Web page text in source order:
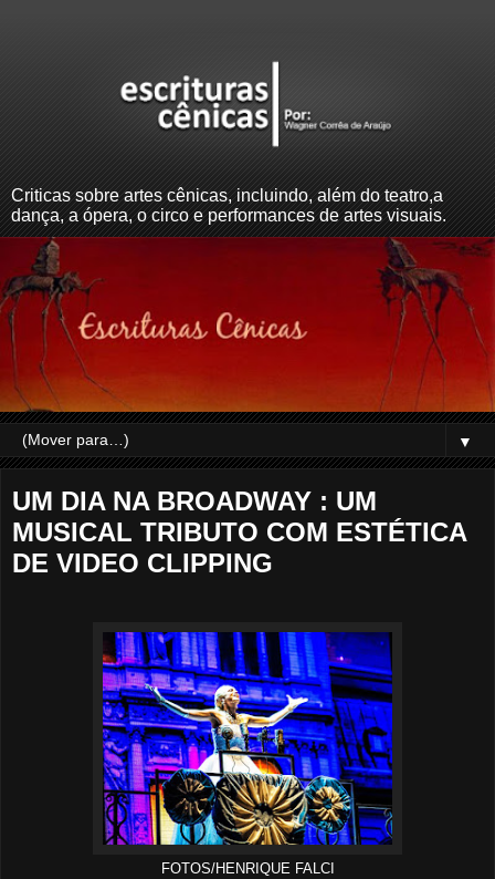
Criticas sobre artes cênicas, incluindo, além do teatro,a
dança, a ópera, o circo e performances de artes visuais.
▼
UM DIA NA BROADWAY : UM
MUSICAL TRIBUTO COM ESTÉTICA
DE VIDEO CLIPPING
FOTOS/HENRIQUE FALCI